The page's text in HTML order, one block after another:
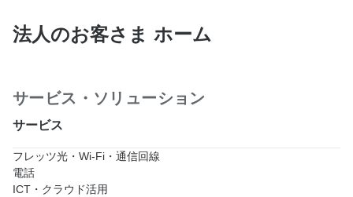
法人のお客さま ホーム
サービス・ソリューション
サービス
フレッツ光・Wi-Fi・通信回線
電話
ICT・クラウド活用